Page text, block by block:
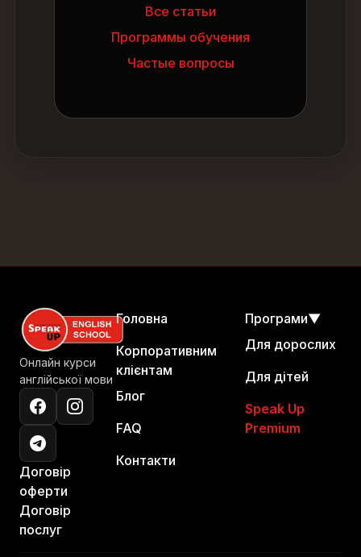
Все статьи
Программы обучения
Частые вопросы
Онлайн курси
англійської мови
Договір
оферти
Договір
послуг
Головна
Корпоративним
клієнтам
Блог
FAQ
Контакти
Програми▼
Для дорослих
Для дітей
Speak Up
Premium